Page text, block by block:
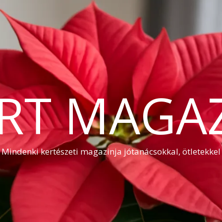
Mindenki kertészeti magazinja jótanácsokkal, ötletekkel